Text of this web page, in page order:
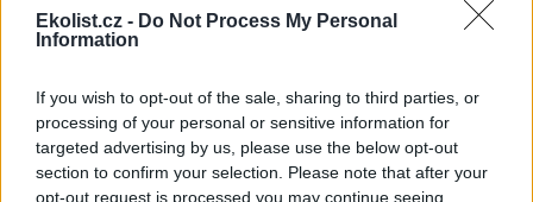
Ekolist.cz - Do Not Process My Personal
Information
If you wish to opt-out of the sale, sharing to third parties, or
processing of your personal or sensitive information for
targeted advertising by us, please use the below opt-out
section to confirm your selection. Please note that after your
opt-out request is processed you may continue seeing
aby ihned hlásili jakýkoli
požárů v příštích dnech poroste, řekl ČTK mluvčí Správy KRNAP
Radek Drahný. Podle meteorologů přichází další vlna veder, od
čtvrtka se budou teploty blížit 40 stupňům Celsia. Teplo bude i na
horách, pršet nemá.